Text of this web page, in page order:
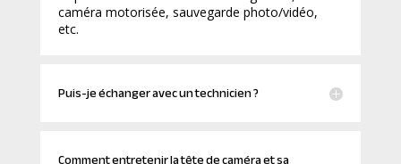
caméra motorisée, sauvegarde photo/vidéo,
etc.
Puis-je échanger avec un technicien ?